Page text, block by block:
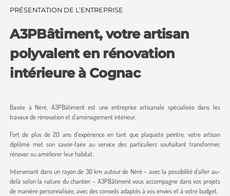
PRÉSENTATION DE L’ENTREPRISE
A3PBâtiment, votre artisan
polyvalent en rénovation
intérieure à Cognac
Basée à Néré, A3PBâtiment est une entreprise artisanale spécialisée dans les
travaux de rénovation et d’aménagement intérieur.
Fort de plus de 20 ans d’expérience en tant que plaquiste peintre, votre artisan
diplômé met son savoir-faire au service des particuliers souhaitant transformer,
rénover ou améliorer leur habitat.
Intervenant dans un rayon de 30 km autour de Néré – avec la possibilité d’aller au-
delà selon la nature du chantier – A3PBâtiment vous accompagne dans vos projets
de manière personnalisée, avec des conseils adaptés à vos envies et à votre budget.